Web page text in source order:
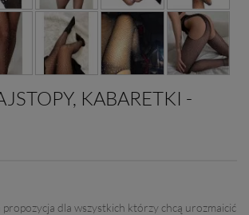
KABARETKI -
dla wszystkich którzy chcą urozmaicić